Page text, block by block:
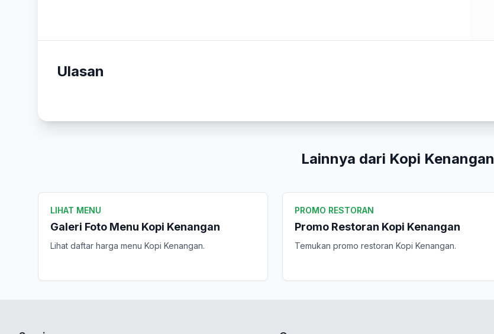
Ulasan
Lainnya dari Kopi Kenangan
LIHAT MENU
Galeri Foto Menu Kopi Kenangan
Lihat daftar harga menu Kopi Kenangan.
PROMO RESTORAN
Promo Restoran Kopi Kenangan
Temukan promo restoran Kopi Kenangan.